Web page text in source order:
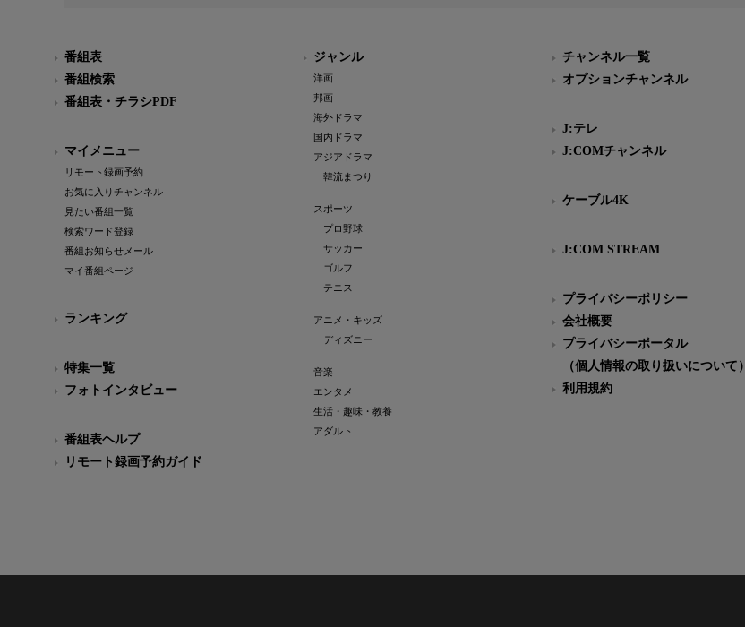
番組表
番組検索
番組表・チラシPDF
マイメニュー
リモート録画予約
お気に入りチャンネル
見たい番組一覧
検索ワード登録
番組お知らせメール
マイ番組ページ
ランキング
特集一覧
フォトインタビュー
番組表ヘルプ
リモート録画予約ガイド
ジャンル
洋画
邦画
海外ドラマ
国内ドラマ
アジアドラマ
韓流まつり
スポーツ
プロ野球
サッカー
ゴルフ
テニス
アニメ・キッズ
ディズニー
音楽
エンタメ
生活・趣味・教養
アダルト
チャンネル一覧
オプションチャンネル
J:テレ
J:COMチャンネル
ケーブル4K
J:COM STREAM
プライバシーポリシー
会社概要
プライバシーポータル
（個人情報の取り扱いについて）
利用規約